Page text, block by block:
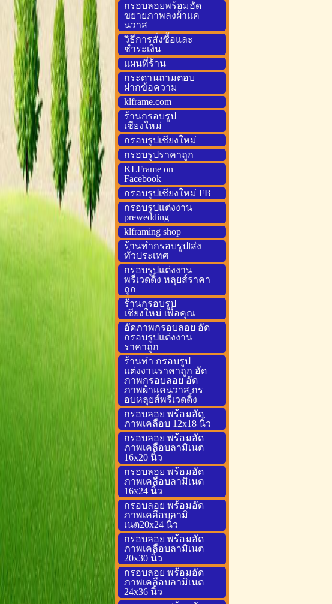
กรอบลอยพร้อมอัด
ขยายภาพลงผ้าแค
นวาส
วิธีการสั่งซื้อและ
ชำระเงิน
แผนที่ร้าน
กระดานถามตอบ
ฝากข้อความ
klframe.com
ร้านกรอบรูป
เชียงใหม่
กรอบรูปเชียงใหม่
กรอบรูปราคาถูก
KLFrame on
Facebook
กรอบรูปเชียงใหม่ FB
กรอบรูปแต่งงาน
prewedding
klframing shop
ร้านทำกรอบรูปlส่ง
ทั่วประเทศ
กรอบรูปแต่งงาน
พรีเวดดิ้ง หลุยส์ราคา
ถูก
ร้านกรอบรูป
เชียงใหม่ เพื่อคุณ
อัดภาพกรอบลอย อัด
กรอบรูปแต่งงาน
ราคาถูก
ร้านทำ กรอบรูป
แต่งงานราคาถูก อัด
ภาพกรอบลอย อัด
ภาพผ้าแคนวาส กร
อบหลุยส์พรีเวดดิ้ง
กรอบลอย พร้อมอัด
ภาพเคลือบ 12x18 นิ้ว
กรอบลอย พร้อมอัด
ภาพเคลือบลามิเนต
16x20 นิ้ว
กรอบลอย พร้อมอัด
ภาพเคลือบลามิเนต
16x24 นิ้ว
กรอบลอย พร้อมอัด
ภาพเคลือบลามิ
เนต20x24 นิ้ว
กรอบลอย พร้อมอัด
ภาพเคลือบลามิเนต
20x30 นิ้ว
กรอบลอย พร้อมอัด
ภาพเคลือบลามิเนต
24x36 นิ้ว